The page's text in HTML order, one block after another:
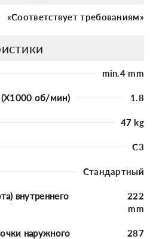
«Соответствует требованиям»
min.4 mm
(X1000 об/мин) 1.8
47 kg
C3
Стандартный
внутреннего
222
mm
наружного
287